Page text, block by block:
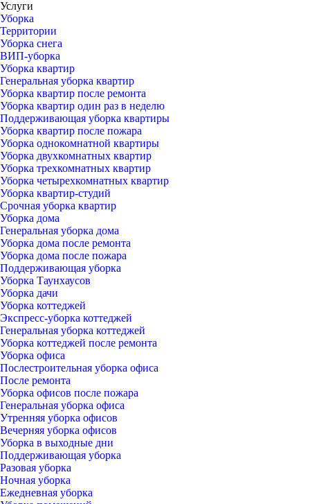
Услуги
Уборка
Территории
Уборка снега
ВИП-уборка
Уборка квартир
Генеральная уборка квартир
Уборка квартир после ремонта
Уборка квартир один раз в неделю
Поддерживающая уборка квартиры
Уборка квартир после пожара
Уборка однокомнатной квартиры
Уборка двухкомнатных квартир
Уборка трехкомнатных квартир
Уборка четырехкомнатных квартир
Уборка квартир-студий
Срочная уборка квартир
Уборка дома
Генеральная уборка дома
Уборка дома после ремонта
Уборка дома после пожара
Поддерживающая уборка
Уборка Таунхаусов
Уборка дачи
Уборка коттеджей
Экспресс-уборка коттеджей
Генеральная уборка коттеджей
Уборка коттеджей после ремонта
Уборка офиса
Послестроительная уборка офиса
После ремонта
Уборка офисов после пожара
Генеральная уборка офиса
Утренняя уборка офисов
Вечерняя уборка офисов
Уборка в выходные дни
Поддерживающая уборка
Разовая уборка
Ночная уборка
Ежедневная уборка